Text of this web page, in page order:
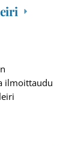
ilmoittaudu